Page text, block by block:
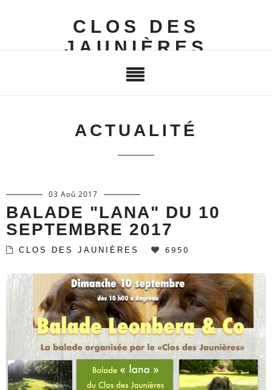
CLOS DES
JAUNIÈRES
ACTUALITÉ
03 Aoû 2017
BALADE "LANA" DU 10
SEPTEMBRE 2017
CLOS DES JAUNIÈRES 6950